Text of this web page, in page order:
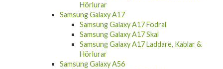
Hörlurar
Samsung Galaxy A17
Samsung Galaxy A17 Fodral
Samsung Galaxy A17 Skal
Samsung Galaxy A17 Laddare, Kablar &
Hörlurar
Samsung Galaxy A56